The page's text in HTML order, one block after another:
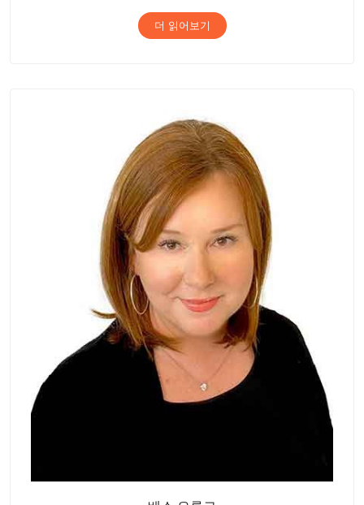
더 읽어보기